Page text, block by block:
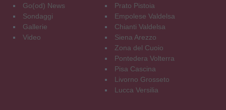
Go(od) News
Sondaggi
Gallerie
Video
Prato Pistoia
Empolese Valdelsa
Chianti Valdelsa
Siena Arezzo
Zona del Cuoio
Pontedera Volterra
Pisa Cascina
Livorno Grosseto
Lucca Versilia